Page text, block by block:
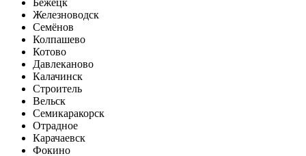
Бежецк
Железноводск
Семёнов
Колпашево
Котово
Давлеканово
Калачинск
Строитель
Вельск
Семикаракорск
Отрадное
Карачаевск
Фокино